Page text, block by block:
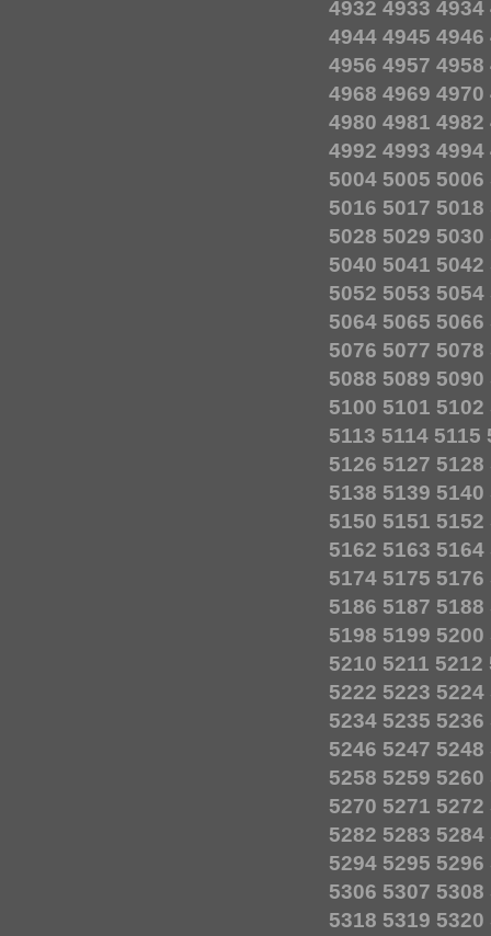
4932 4933 4934
4944 4945 4946
4956 4957 4958
4968 4969 4970
4980 4981 4982
4992 4993 4994
5004 5005 5006
5016 5017 5018
5028 5029 5030
5040 5041 5042
5052 5053 5054
5064 5065 5066
5076 5077 5078
5088 5089 5090
5100 5101 5102
5113 5114 5115
5126 5127 5128
5138 5139 5140
5150 5151 5152
5162 5163 5164
5174 5175 5176
5186 5187 5188
5198 5199 5200
5210 5211 5212
5222 5223 5224
5234 5235 5236
5246 5247 5248
5258 5259 5260
5270 5271 5272
5282 5283 5284
5294 5295 5296
5306 5307 5308
5318 5319 5320